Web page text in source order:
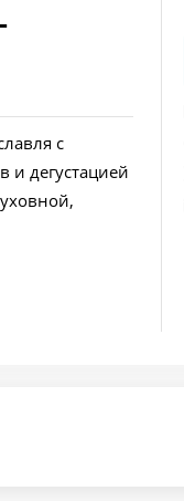
с
и дегустацией